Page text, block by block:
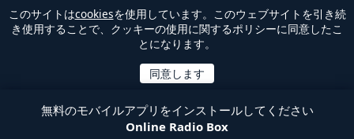
このサイトはcookiesを使用しています。このウェブサイトを引き続
き使用することで、クッキーの使用に関するポリシーに同意したこ
とになります。
無料のモバイルアプリをインストールしてください
Online Radio Box